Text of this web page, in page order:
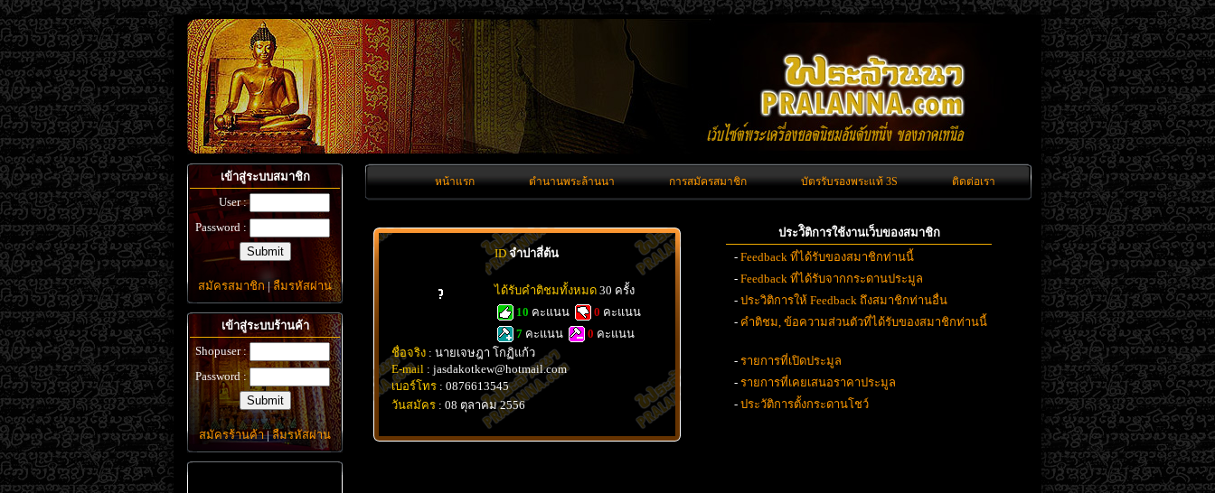
เข้าสู่ระบบสมาชิก
User :
Password :
สมัครสมาชิก|ลืมรหัสผ่าน
เข้าสู่ระบบร้านค้า
Shopuser :
Password :
สมัครร้านค้า|ลืมรหัสผ่าน
หน้าแรก ตำนานพระล้านนา การสมัครสมาชิก บัตรรับรองพระแท้ 3S ติดต่อเรา
ID จำปาสี่ต้น
ได้รับคำติชมทั้งหมด 30 ครั้ง
10 คะแนน 0 คะแนน
7 คะแนน 0 คะแนน
ชื่อจริง : นายเจษฎา โกฏิแก้ว
E-mail : jasdakotkew@hotmail.com
เบอร์โทร : 0876613545
วันสมัคร : 08 ตุลาคม 2556
ประวัิติการใช้งานเว็บของสมาชิก
- Feedback ที่ได้รับของสมาชิกท่านนี้
- Feedback ที่ได้รับจากกระดานประมูล
- ประวิติการให้ Feedback ถึงสมาชิกท่านอื่น
- คำติชม, ข้อความส่วนตัวที่ได้รับของสมาชิกท่านนี้
- รายการที่เปิดประมูล
- รายการที่เคยเสนอราคาประมูล
- ประวัติการตั้งกระดานโชว์